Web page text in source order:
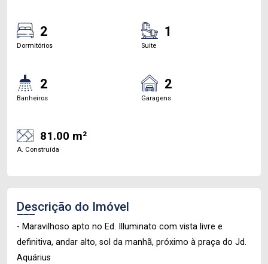
2
Dormitórios
1
Suite
2
Banheiros
2
Garagens
81.00 m²
A. Construída
Descrição do Imóvel
- Maravilhoso apto no Ed. Illuminato com vista livre e
definitiva, andar alto, sol da manhã, próximo à praça do Jd.
Aquárius